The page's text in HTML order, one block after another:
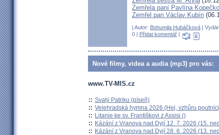
Zemřela paní Pavlína
Zemřel pan Václav Kubín
| Autor: Bohumila Hubáčková |
0 | Přidat komentář |
Nové filmy, videa a audia (mp3) pro vás:
www.TV-MIS.cz
:: Svatý Patriku (píseň)
:: Velehradská hymna 2026 (Hej, vzhůru
:: Litanie ke sv. Františkovi z Assisi ()
:: Kázání z Vranova nad Dyjí 12. 7. 2026 (15.
:: Kázání z Vranova nad Dyjí 28. 6. 2026 (13.